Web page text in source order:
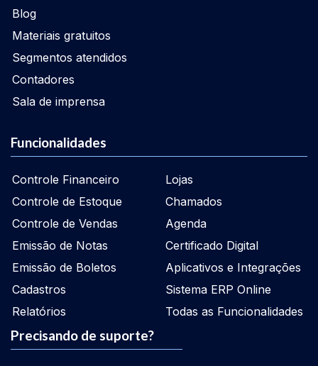
Blog
Materiais gratuitos
Segmentos atendidos
Contadores
Sala de imprensa
Funcionalidades
Controle Financeiro
Controle de Estoque
Controle de Vendas
Emissão de Notas
Emissão de Boletos
Cadastros
Relatórios
Lojas
Chamados
Agenda
Certificado Digital
Aplicativos e Integrações
Sistema ERP Online
Todas as Funcionalidades
Precisando de suporte?